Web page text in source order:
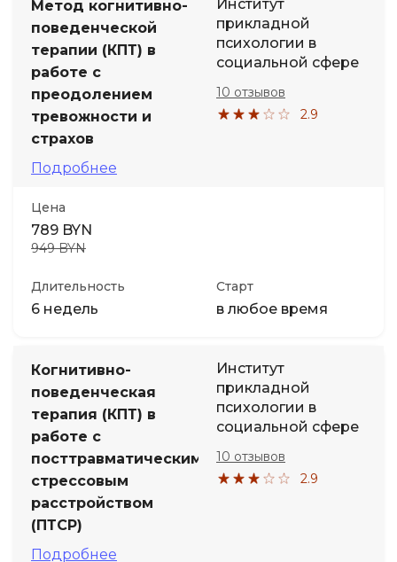
Метод когнитивно-
поведенческой
терапии (КПТ) в
работе с
преодолением
тревожности и
страхов
Подробнее
Институт
прикладной
психологии в
социальной сфере
2.9
10 отзывов
Цена
789 BYN
949 BYN
Длительность
6 недель
Старт
в любое время
Когнитивно-
поведенческая
терапия (КПТ) в
работе с
посттравматическим
стрессовым
расстройством
(ПТСР)
Подробнее
Институт
прикладной
психологии в
социальной сфере
2.9
10 отзывов